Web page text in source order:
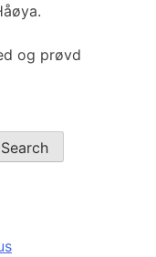
og prøvd
Search